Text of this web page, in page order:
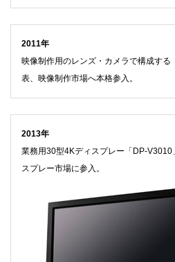
2011年
映像制作用のレンズ・カメラで構成する
表、映像制作市場へ本格参入。
2013年
業務用30型4Kディスプレー「DP-V3010
スプレー市場に参入。